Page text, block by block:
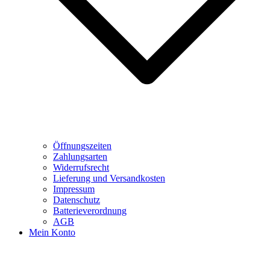
Öffnungszeiten
Zahlungsarten
Widerrufsrecht
Lieferung und Versandkosten
Impressum
Datenschutz
Batterieverordnung
AGB
Mein Konto